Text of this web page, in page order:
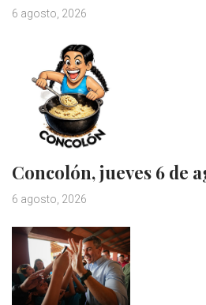
6 agosto, 2026
Concolón, jueves 6 de
6 agosto, 2026